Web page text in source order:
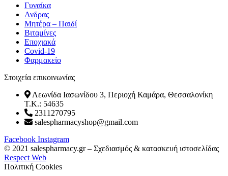
Γυναίκα
Ανδρας
Μητέρα – Παιδί
Βιταμίνες
Εποχιακά
Covid-19
Φαρμακείο
Στοιχεία επικοινωνίας
Λεωνίδα Ιασωνίδου 3, Περιοχή Καμάρα, Θεσσαλονίκη
T.K.: 54635
2311270795
salespharmacyshop@gmail.com
Facebook Instagram
© 2021 salespharmacy.gr – Σχεδιασμός & κατασκευή ιστοσελίδας
Respect Web
Πολιτική Cookies